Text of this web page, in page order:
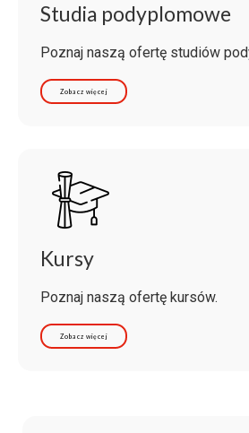
Studia podyplomowe
Poznaj naszą ofertę studiów
Zobacz więcej
Kursy
Poznaj naszą ofertę kursów.
Zobacz więcej